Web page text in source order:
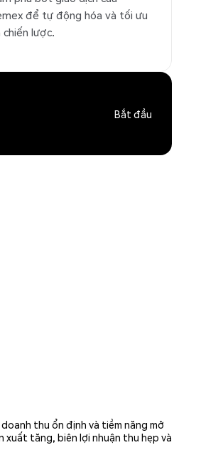
để tự động hóa và tối ưu
chiến lược.
Bắt đầu
thu ổn định và tiềm năng mở
xuất tăng, biên lợi nhuận thu hẹp và